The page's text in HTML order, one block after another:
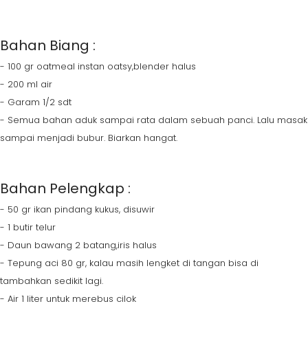
Bahan Biang :
- 100 gr oatmeal instan oatsy,blender halus
- 200 ml air
- Garam 1/2 sdt
- Semua bahan aduk sampai rata dalam sebuah panci. Lalu masak
sampai menjadi bubur. Biarkan hangat.
Bahan Pelengkap :
- 50 gr ikan pindang kukus, disuwir
- 1 butir telur
- Daun bawang 2 batang,iris halus
- Tepung aci 80 gr, kalau masih lengket di tangan bisa di
tambahkan sedikit lagi.
- Air 1 liter untuk merebus cilok